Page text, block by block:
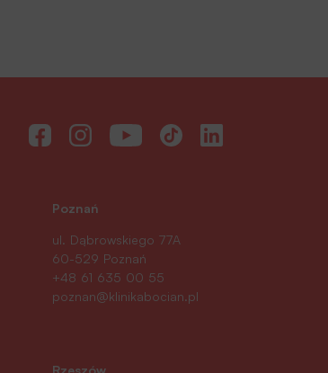
Poznań
ul. Dąbrowskiego 77A
60-529 Poznań
+48 61 635 00 55
poznan@klinikabocian.pl
Rzeszów